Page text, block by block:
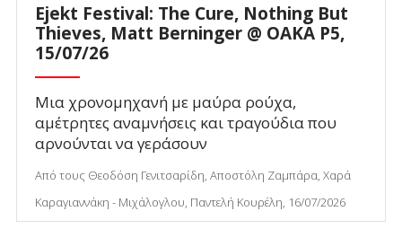
Ejekt Festival: The Cure, Nothing But
Thieves, Matt Berninger @ ΟΑΚΑ P5,
15/07/26
Μια χρονομηχανή με μαύρα ρούχα,
αμέτρητες αναμνήσεις και τραγούδια που
αρνούνται να γεράσουν
Από τους Θεοδόση Γενιτσαρίδη, Αποστόλη Ζαμπάρα, Χαρά
Καραγιαννάκη - Μιχάλογλου, Παντελή Κουρέλη, 16/07/2026